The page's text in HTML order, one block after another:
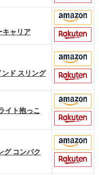
キャリア
ド スリング
イト抱っこ
グ コンパク